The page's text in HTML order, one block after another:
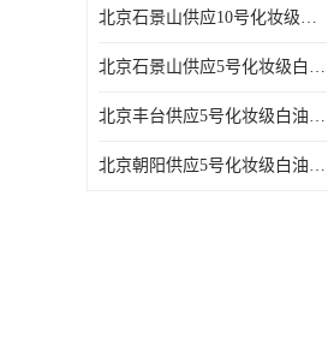
北京石景山供应10号化妆级白油高精密机械润滑油
北京石景山供应5号化妆级白油缝纫机油 设备润滑油
北京丰台供应5号化妆级白油纤维与织物柔软光亮
北京朝阳供应5号化妆级白油纺织时的润滑剂